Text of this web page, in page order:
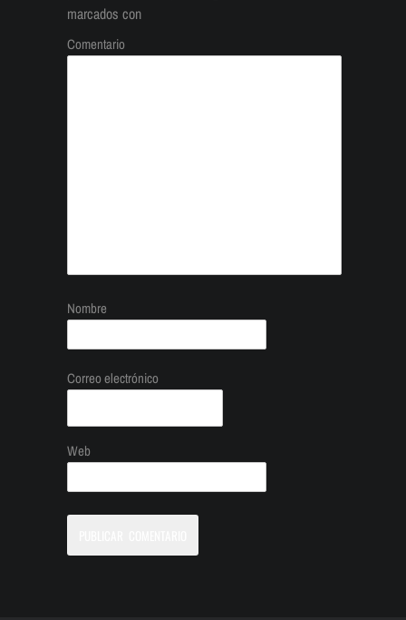
marcados con
Comentario
Nombre
Correo electrónico
Web